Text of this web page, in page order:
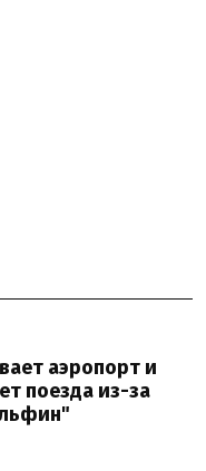
аэропорт и
поезда из-за